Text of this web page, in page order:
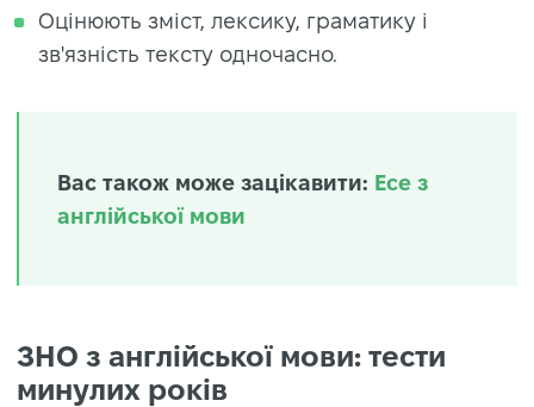
Оцінюють зміст, лексику, граматику і
зв'язність тексту одночасно.
Вас також може зацікавити: Есе з
англійської мови
ЗНО з англійської мови: тести
минулих років